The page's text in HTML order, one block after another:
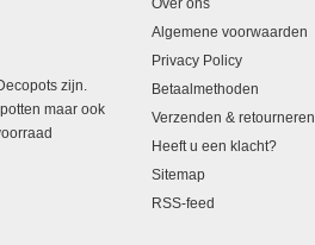
zijn.
maar ook
Over ons
Algemene voorwaarden
Privacy Policy
Betaalmethoden
Verzenden & retourneren
Heeft u een klacht?
Sitemap
RSS-feed